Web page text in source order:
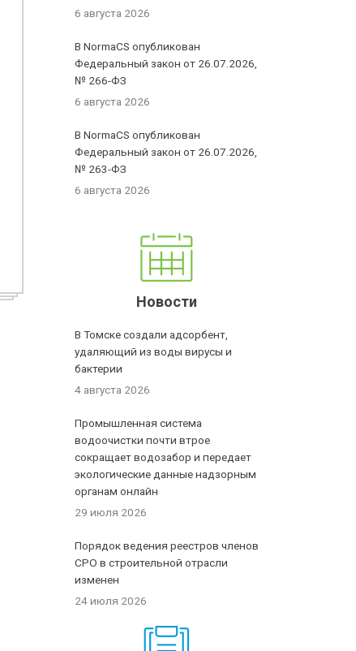
6 августа 2026
В NormaCS опубликован
Федеральный закон от 26.07.2026,
№ 266-ФЗ
6 августа 2026
В NormaCS опубликован
Федеральный закон от 26.07.2026,
№ 263-ФЗ
6 августа 2026
Новости
В Томске создали адсорбент,
удаляющий из воды вирусы и
бактерии
4 августа 2026
Промышленная система
водоочистки почти втрое
сокращает водозабор и передает
экологические данные надзорным
органам онлайн
29 июля 2026
Порядок ведения реестров членов
СРО в строительной отрасли
изменен
24 июля 2026